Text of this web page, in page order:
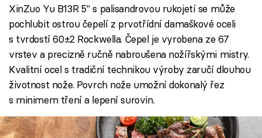
XinZuo Yu B13R 5" s palisandrovou rukojetí se může
pochlubit ostrou čepelí z prvotřídní damaškové oceli
s tvrdostí 60±2 Rockwella. Čepel je vyrobena ze 67
vrstev a precizně ručně nabroušena nožířskými mistry.
Kvalitní ocel s tradiční technikou výroby zaručí dlouhou
životnost nože. Povrch nože umožní dokonalý řez
s minimem tření a lepení surovin.